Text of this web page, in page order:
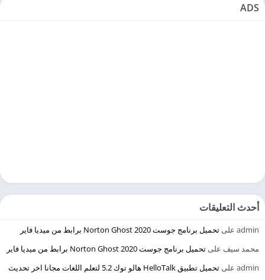
ADS
أحدث التعليقات
admin على تحميل برنامج جوست 2020 Norton Ghost برابط من ميديا فاير
محمد سيف على تحميل برنامج جوست 2020 Norton Ghost برابط من ميديا فاير
admin على تحميل تطبيق HelloTalk هالو توك 5.2 لتعلم اللغات مجانا اخر تحديث